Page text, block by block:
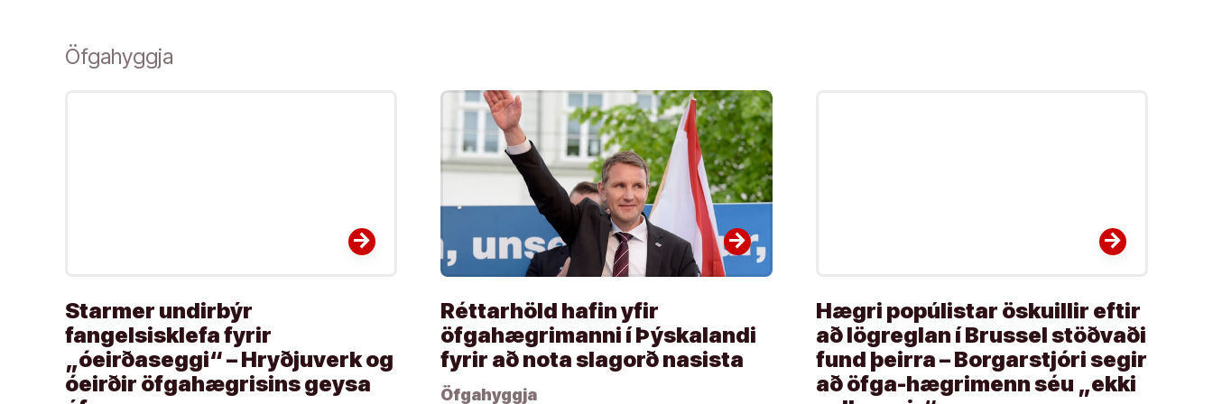
Öfgahyggja
arrow_forward
Starmer undirbýr
fangelsisklefa fyrir
„óeirðaseggi“ – Hryðjuverk og
óeirðir öfgahægrisins geysa
arrow_forward
Réttarhöld hafin yfir
öfgahægrimanni í Þýskalandi
fyrir að nota slagorð nasista
Öfgahyggja
arrow_forward
Hægri popúlistar öskuillir eftir
að lögreglan í Brussel stöðvaði
fund þeirra – Borgarstjóri segir
að öfga-hægrimenn séu „ekki